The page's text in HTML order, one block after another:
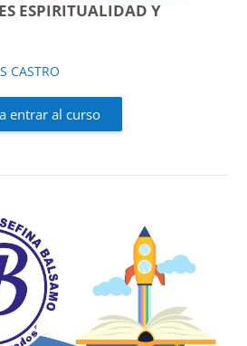
ESPIRITUALIDAD Y
CASTRO
entrar al curso